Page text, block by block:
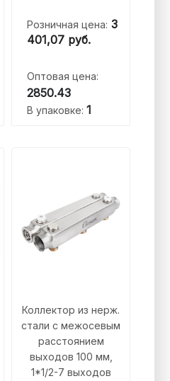
Розничная цена: 3
401,07 руб.
Оптовая цена:
2850.43
В упаковке: 1
Коллектор из нерж.
стали с межосевым
расстоянием
выходов 100 мм,
1*1/2-7 выходов